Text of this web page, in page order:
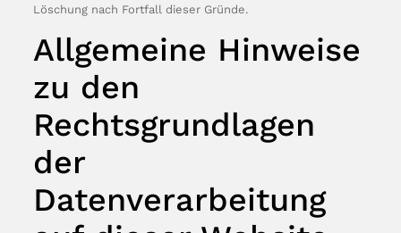
Löschung nach Fortfall dieser Gründe.
Allgemeine Hinweise
zu den
Rechtsgrundlagen
der
Datenverarbeitung